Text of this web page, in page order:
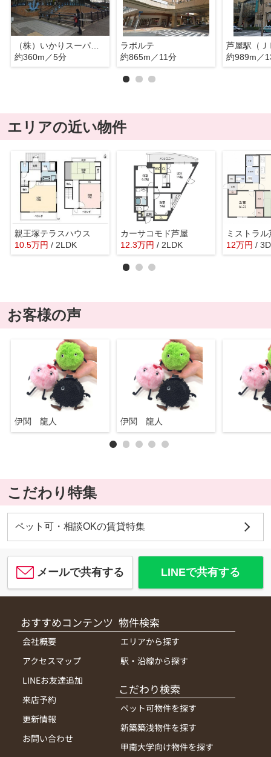
（株）いかりスーパーマーケット 芦屋店
約360m／5分
ラポルテ
約865m／11分
芦屋駅（Ｊ
約989m／
エリアの近い物件
親王塚テラスハウス
10.5万円 / 2LDK
カーサコモド芦屋
12.3万円 / 2LDK
ミストラ
12万円 /
お客様の声
伊関 龍人 伊関 龍人
こだわり特集
ペット可・相談OKの賃貸特集
メールで共有する LINEで共有する
おすすめコンテンツ
会社概要
アクセスマップ
LINEお友達追加
来店予約
更新情報
お問い合わせ
物件検索
エリアから探す
駅・沿線から探す
こだわり検索
ペット可物件を探す
新築築浅物件を探す
甲南大学向け物件を探す